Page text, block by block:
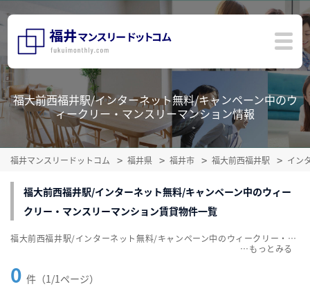
福大前西福井駅/インターネット無料/キャンペーン中のウ
ィークリー・マンスリーマンション情報
福井マンスリードットコム 福井県 福井市 福大前西福井駅 イン
福大前西福井駅/インターネット無料/キャンペーン中のウィー
クリー・マンスリーマンション賃貸物件一覧
0 件（1/1ページ）
福大前西福井駅/インターネット無料/キャンペーン中のウィークリー・マンスリーマンション賃貸物件一覧を掲載中。敷金・礼金無料、家具・家電付をご紹介。こだわり条件での絞込みも簡単！
…